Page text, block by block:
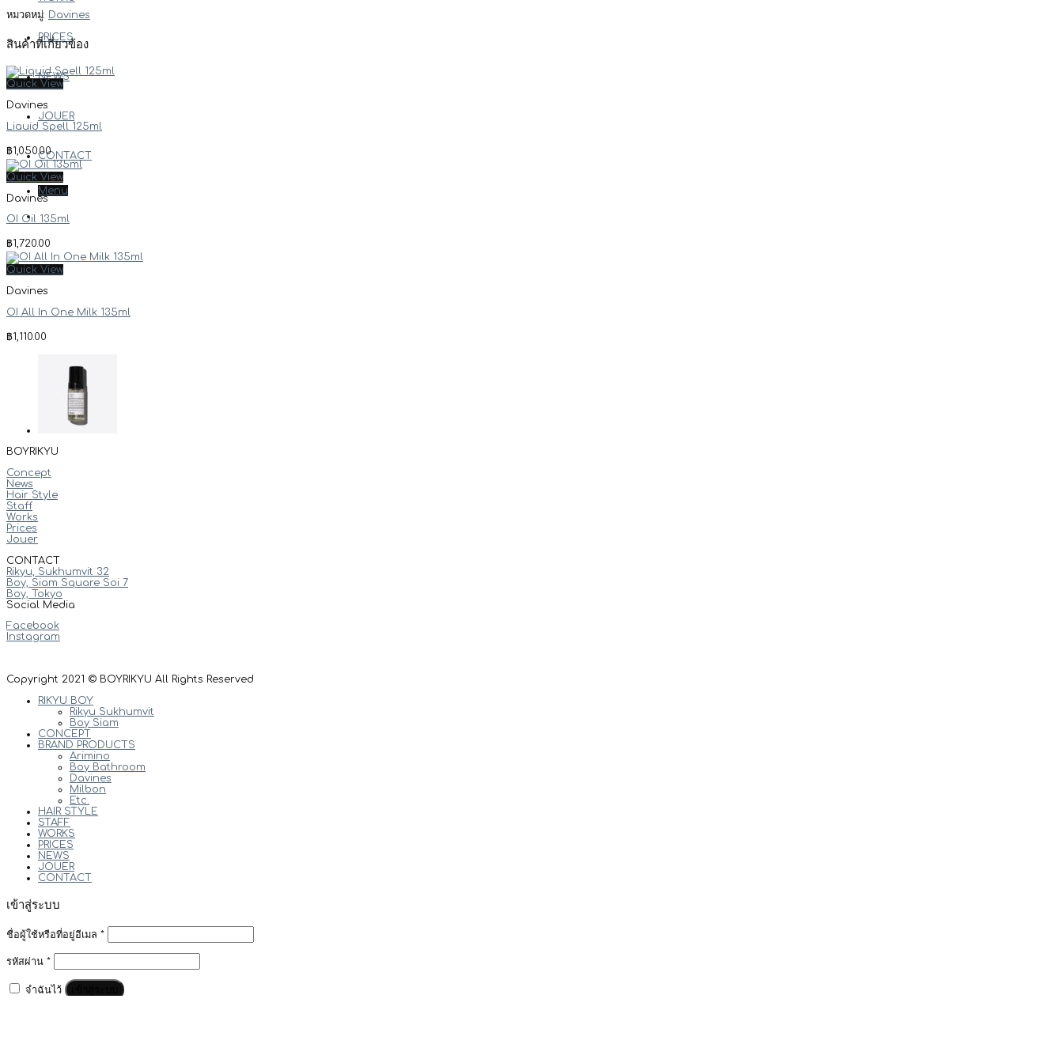
PRICES
NEWS
JOUER
CONTACT
Menu
หมวดหมู่: Davines
สินค้าที่เกี่ยวข้อง
Quick View
Davines
Liquid Spell 125ml
฿1,050.00
Quick View
Davines
OI Oil 135ml
฿1,720.00
Quick View
Davines
OI All In One Milk 135ml
฿1,110.00
BOYRIKYU
Concept
News
Hair Style
Staff
Works
Prices
Jouer
CONTACT
Rikyu, Sukhumvit 32
Boy, Siam Square Soi 7
Boy, Tokyo
Social Media
Facebook
Instagram
Copyright 2021 © BOYRIKYU All Rights Reserved
RIKYU BOY
Rikyu Sukhumvit
Boy Siam
CONCEPT
BRAND PRODUCTS
Arimino
Boy Bathroom
Davines
Milbon
Etc.
HAIR STYLE
STAFF
WORKS
PRICES
NEWS
JOUER
CONTACT
เข้าสู่ระบบ
ชื่อผู้ใช้หรือที่อยู่อีเมล *
รหัสผ่าน *
จำฉันไว้